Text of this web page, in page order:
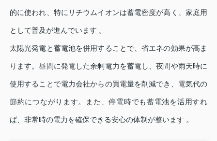
的に使われ、特にリチウムイオンは蓄電密度が高く、家庭用
として普及が進んでいます 。
太陽光発電と蓄電池を併用することで、省エネの効果が高ま
ります。昼間に発電した余剰電力を蓄電し、夜間や雨天時に
使用することで電力会社からの買電量を削減でき、電気代の
節約につながります。また、停電時でも蓄電池を活用すれ
ば、非常時の電力を確保できる安心の体制が整います 。